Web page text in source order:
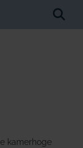
kamerhoge